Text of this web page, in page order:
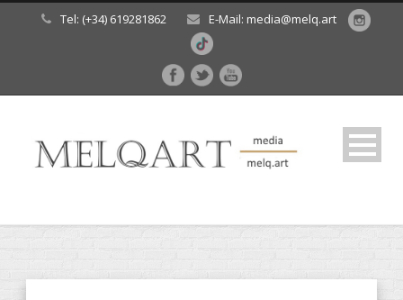
Tel: (+34) 619281862 E-Mail: media@melq.art